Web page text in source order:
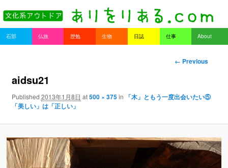
Main menu
Skip to primary content
Skip to secondary content
石部 仏旅 歴勉 生物 日誌 仕事 About
Image naviga
← Previous
aidsu21
Published 2013年1月8日 at500 × 375in
「木」ともう一度出会いたい⑤
「美しい」は「正しい」